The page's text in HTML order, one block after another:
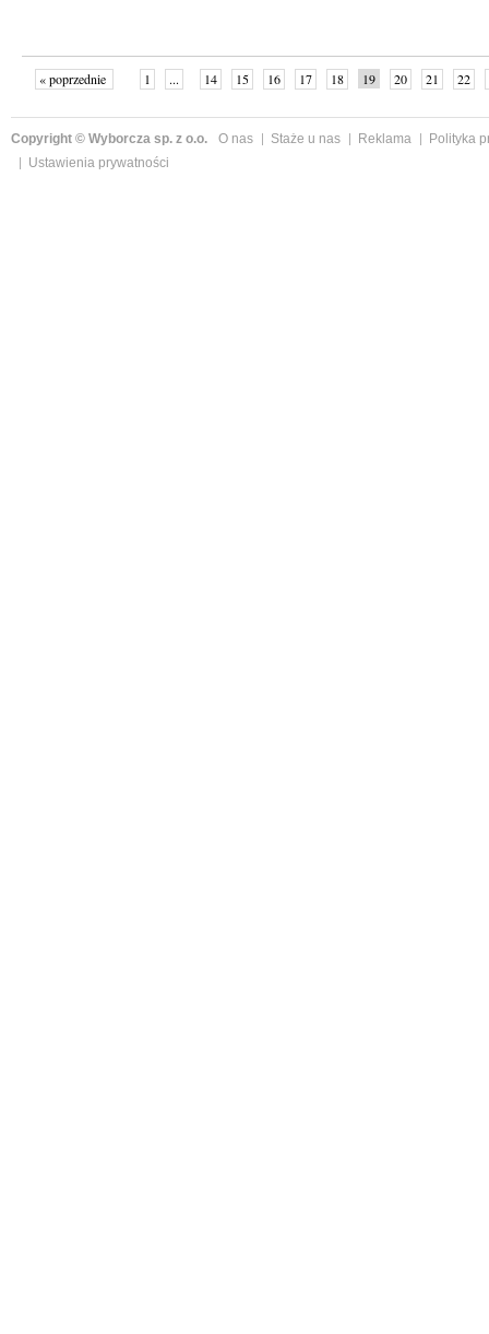
« poprzednie 1 ... 14 15 16 17 18 19 20 21 22
Copyright © Wyborcza sp. z o.o. O nas Staże u nas Reklama
Polityka
Ustawienia prywatności